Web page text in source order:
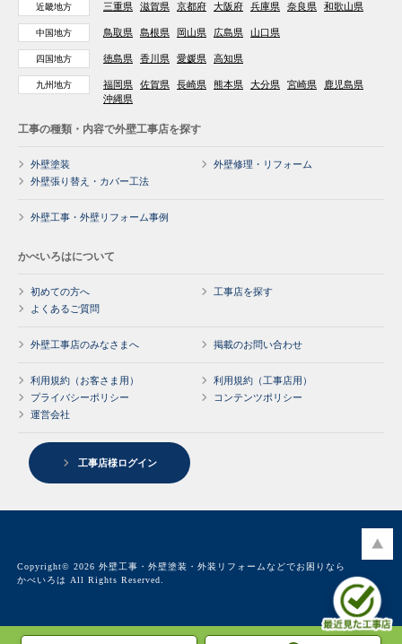
近畿地方 三重県 滋賀県 京都府 大阪府 兵庫県 奈良県 和歌山県
中国地方 鳥取県 島根県 岡山県 広島県 山口県
四国地方 徳島県 香川県 愛媛県 高知県
九州地方 福岡県 佐賀県 長崎県 熊本県 大分県 宮崎県
鹿児島県
沖縄県
工事の種類・内容で外壁工事店を探す
外壁塗装
外壁修理・リフォーム
外壁張り替え・カバー工法
外壁工事・外壁リフォーム事例
かべいろはについて
初めての方へ
工事店を探す
よくあるご質問
外壁工事店のみなさまへ 掲載のお問い合わせ
利用規約（お客さま用）
利用規約（工事店用）
プライバシーポリシー
コンテンツポリシー
運営会社
工事店様ログイン
Copyright© 2026 外壁工事・外壁塗装・外装リフォームなどでお困りなら
かべいろは All Rights Reserved.